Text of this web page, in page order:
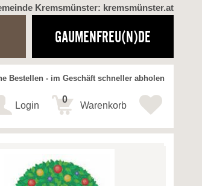
Kremsmünster: kremsmünster.at
GAUMENFREU(N)DE
Bestellen - im Geschäft schneller abholen
Login Warenkorb
0